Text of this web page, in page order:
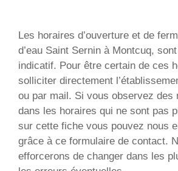
Les horaires d’ouverture et de
d’eau Saint Sernin à Montcuq,
indicatif. Pour être certain de ces
solliciter directement
ou par mail. Si vous observez des
dans les horaires qui ne sont pas
sur cette fiche vous pouvez nous
grâce à ce formulaire de contact.
efforcerons de changer dans les